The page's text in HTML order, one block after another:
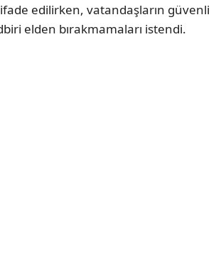
edilirken, vatandaşların güvenli
elden bırakmamaları istendi.